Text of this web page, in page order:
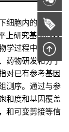
细胞内的完整
上研究基因的表
学过程中的分子
药物研发和分子
对已有参考基因
测序。通过与参
和度和基因覆盖
和可变剪接等信